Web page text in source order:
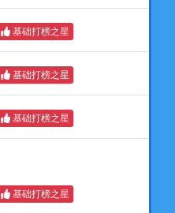
基础打榜之星
基础打榜之星
基础打榜之星
基础打榜之星